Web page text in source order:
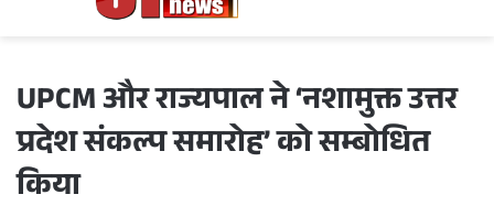
UPCM और राज्यपाल ने ‘नशामुक्त उत्तर
प्रदेश संकल्प समारोह’ को सम्बोधित
किया